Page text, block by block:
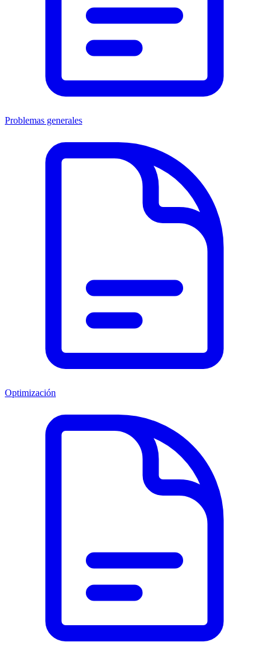
Problemas generales
Optimización